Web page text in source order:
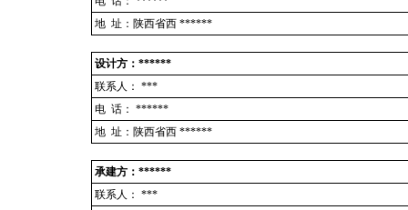
地 址：陕西省西 ******
设计方：******
联系人： ***
电 话： ******
地 址：陕西省西 ******
承建方：******
联系人： ***